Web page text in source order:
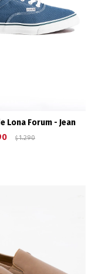
Lona Forum - Jean
$ 1.290